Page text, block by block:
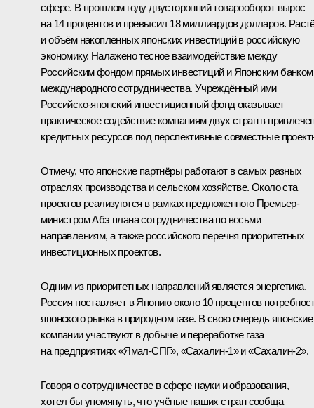
сфере. В прошлом году двусторонний товарооборот вырос
на 14 процентов и превысил 18 миллиардов долларов.
и объём накопленных японских инвестиций в российскую
экономику. Налажено тесное взаимодействие между
Российским фондом прямых инвестиций и Японским банком
международного сотрудничества. Учреждённый ими
Российско-японский инвестиционный фонд оказывает
практическое содействие компаниям двух стран в
кредитных ресурсов под перспективные совместные
Отмечу, что японские партнёры работают в самых разных
отраслях производства и сельском хозяйстве. Около ста
проектов реализуются в рамках предложенного Премьер-
министром Абэ плана сотрудничества по восьми
направлениям, а также российского перечня приоритетных
инвестиционных проектов.
Одним из приоритетных направлений является энергетика.
Россия поставляет в Японию около 10 процентов
японского рынка в природном газе. В свою очередь японские
компании участвуют в добыче и переработке газа
на предприятиях «Ямал‑СПГ», «Сахалин‑1» и «Сахалин‑2».
Говоря о сотрудничестве в сфере науки и образования,
хотел бы упомянуть, что учёные наших стран сообща